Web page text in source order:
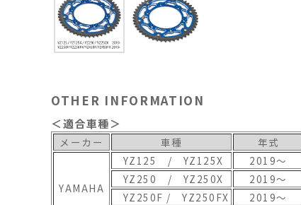
OTHER INFORMATION
＜適合車種＞
メーカー 車種 年式
YAMAHA
YZ125 / YZ125X
2019～
YZ250 / YZ250X
2019～
YZ250F / YZ250FX
2019～